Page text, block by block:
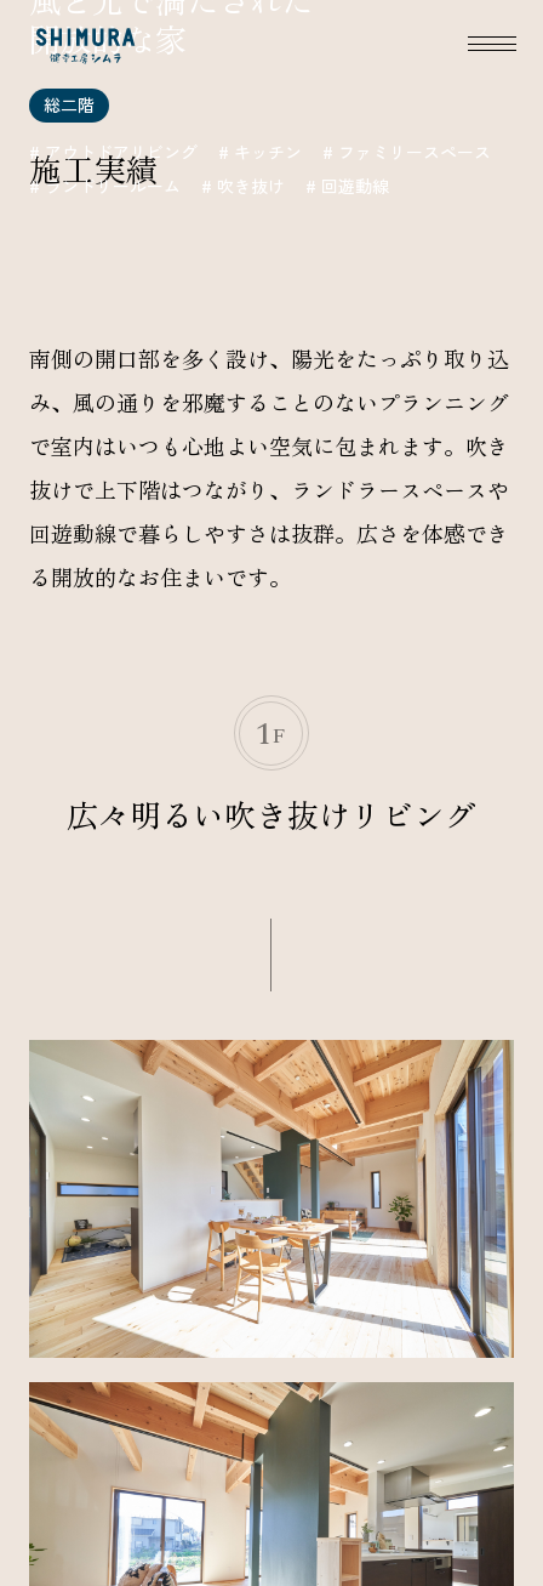
施工実績
開放的な家
総二階
# アウトドアリビング
# キッチン
# ファミリースペース
# ランドリールーム
# 吹き抜け # 回遊動線
南側の開口部を多く設け、陽光をたっぷり取り込
み、風の通りを邪魔することのないプランニング
で室内はいつも心地よい空気に包まれます。吹き
抜けで上下階はつながり、ランドラースペースや
回遊動線で暮らしやすさは抜群。広さを体感でき
る開放的なお住まいです。
1F
広々明るい吹き抜けリビング